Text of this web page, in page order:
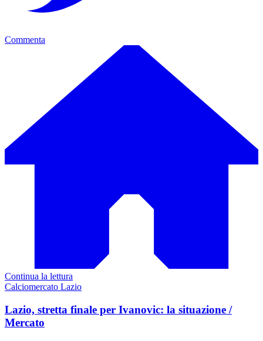
Commenta
Continua la lettura
Calciomercato Lazio
Lazio, stretta finale per Ivanovic: la situazione /
Mercato